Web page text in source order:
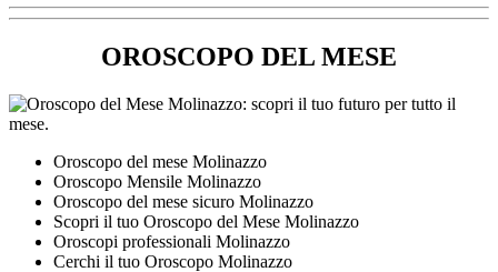
OROSCOPO DEL MESE
Oroscopo del mese Molinazzo
Oroscopo Mensile Molinazzo
Oroscopo del mese sicuro Molinazzo
Scopri il tuo Oroscopo del Mese Molinazzo
Oroscopi professionali Molinazzo
Cerchi il tuo Oroscopo Molinazzo